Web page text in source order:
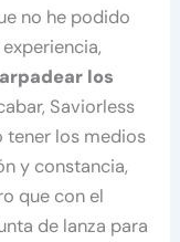
no he podido
los
Saviorless
tener los medios
y constancia,
que con el
de lanza para